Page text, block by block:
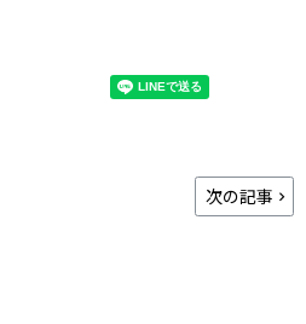
次の記事